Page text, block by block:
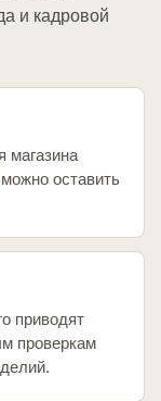
и кадровой
магазина
оставить
приводят
проверкам